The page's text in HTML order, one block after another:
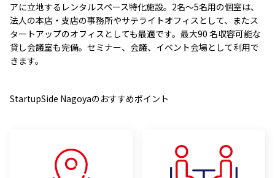
アに立地するレンタルスペース特化施設。2名〜5名用の個室は、
法人の本店・支店の事務所やサテライトオフィスとして、またス
タートアップのオフィスとしても最適です。最大90 名収容可能な
貸し会議室も完備。セミナー、会議、イベント会場として利用で
きます。
StartupSide Nagoyaのおすすめポイント